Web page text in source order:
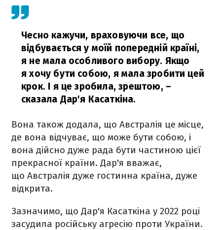
Чесно кажучи, враховуючи все, що
відбувається у моїй попередній країні,
я не мала особливого вибору. Якщо
я хочу бути собою, я мала зробити цей
крок. І я це зробила, зрештою, –
сказала Дар'я Касаткіна.
Вона також додала, що Австралія це місце,
де вона відчуває, що може бути собою, і
вона дійсно дуже рада бути частиною цієї
прекрасної країни. Дар'я вважає,
що Австралія дуже гостинна країна, дуже
відкрита.
Зазначимо, що Дар'я Касаткіна у 2022 році
засудила російську агресію проти України.